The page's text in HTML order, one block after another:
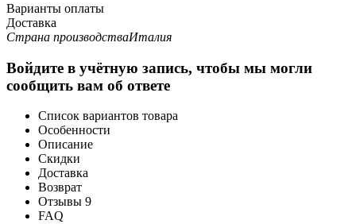
Варианты оплаты
Доставка
Страна производстваИталия
Войдите в учётную запись, чтобы мы могли
сообщить вам об ответе
Список вариантов товара
Особенности
Описание
Скидки
Доставка
Возврат
Отзывы 9
FAQ